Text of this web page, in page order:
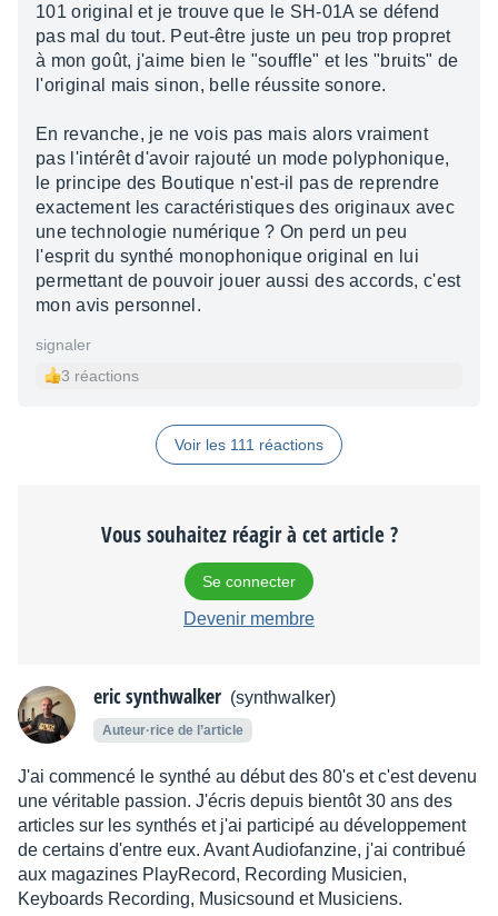
101 original et je trouve que le SH-01A se défend
pas mal du tout. Peut-être juste un peu trop propret
à mon goût, j'aime bien le "souffle" et les "bruits" de
l'original mais sinon, belle réussite sonore.
En revanche, je ne vois pas mais alors vraiment
pas l'intérêt d'avoir rajouté un mode polyphonique,
le principe des Boutique n'est-il pas de reprendre
exactement les caractéristiques des originaux avec
une technologie numérique ? On perd un peu
l'esprit du synthé monophonique original en lui
permettant de pouvoir jouer aussi des accords, c'est
mon avis personnel.
signaler
3 réactions
Voir les 111 réactions
Vous souhaitez réagir à cet article ?
Se connecter
Devenir membre
eric synthwalker (synthwalker)
Auteur·rice de l’article
J'ai commencé le synthé au début des 80's et c'est devenu
une véritable passion. J'écris depuis bientôt 30 ans des
articles sur les synthés et j'ai participé au développement
de certains d'entre eux. Avant Audiofanzine, j'ai contribué
aux magazines PlayRecord, Recording Musicien,
Keyboards Recording, Musicsound et Musiciens.